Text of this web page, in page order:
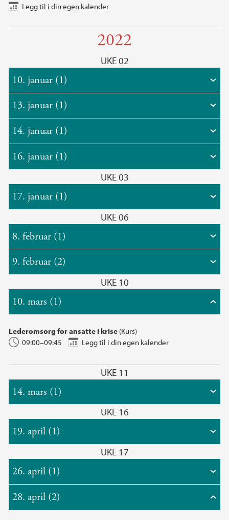
Legg til i din egen kalender
2022
UKE 02
10. januar (1)
13. januar (1)
14. januar (1)
16. januar (1)
UKE 03
17. januar (1)
UKE 06
8. februar (1)
9. februar (2)
UKE 10
10. mars (1)
Lederomsorg for ansatte i krise (Kurs)
09:00–09:45
Legg til i din egen kalender
UKE 11
14. mars (1)
UKE 16
19. april (1)
UKE 17
26. april (1)
28. april (2)